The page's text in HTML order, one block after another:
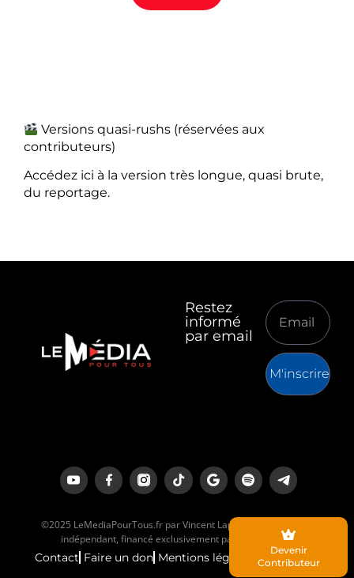
Versions quasi-rushs (réservées aux
contributeurs)
Accédez ici à la version très longue, quasi brute,
du reportage.
Restez
informé
par email
M'inscrire
©2025 LeMediaPourTous.fr par Vincent Lapierre est un média
indépendant, financé exclusivement par ses lecteurs.
Contact Faire un don Mentions légales
Devenir
Contributeur